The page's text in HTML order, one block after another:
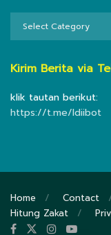
KATEGORI
Kirim Berita via
klik tautan berikut:
https://t.me/ldiibot
Home Contact
Hitung Zakat